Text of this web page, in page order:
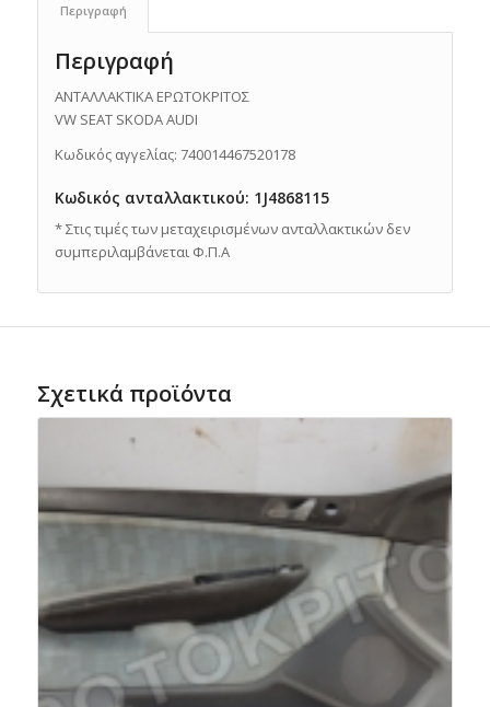
Περιγραφή
Περιγραφή
ΑΝΤΑΛΛΑΚΤΙΚΑ ΕΡΩΤΟΚΡΙΤΟΣ
VW SEAT SKODA AUDI
Κωδικός αγγελίας: 740014467520178
Κωδικός ανταλλακτικού: 1J4868115
* Στις τιμές των μεταχειρισμένων ανταλλακτικών δεν
συμπεριλαμβάνεται Φ.Π.Α
Σχετικά προϊόντα